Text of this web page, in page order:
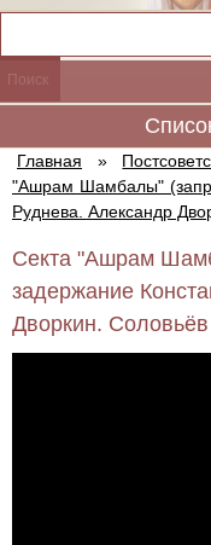
Главная »
"Ашрам Шамбалы"
Руднева. Александр
Секта "Ашрам
задержание
Дворкин.